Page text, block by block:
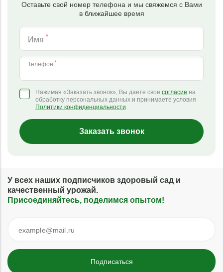
Оставьте свой номер телефона и мы свяжемся с Вами
в ближайшее время
Имя *
Телефон *
Нажимая «Заказать звонок», Вы даете свое согласие на
обработку персональных данных и принимаете условия
Политики конфиденциальности.
Заказать звонок
У всех наших подписчиков здоровый сад и
качественный урожай.
Присоединяйтесь, поделимся опытом!